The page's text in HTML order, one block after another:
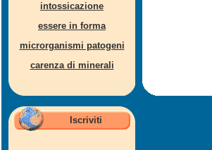
intossicazione
essere in forma
microrganismi patogeni
carenza di minerali
Iscriviti